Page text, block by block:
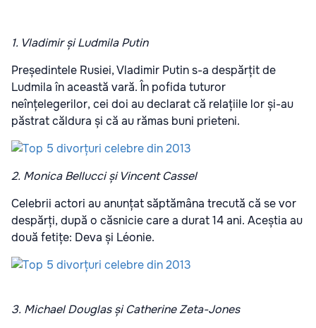
1. Vladimir și Ludmila Putin
Președintele Rusiei, Vladimir Putin s-a despărțit de
Ludmila în această vară. În pofida tuturor
neînțelegerilor, cei doi au declarat că relațiile lor și-au
păstrat căldura și că au rămas buni prieteni.
2. Monica Bellucci și Vincent Cassel
Celebrii actori au anunțat săptămâna trecută că se vor
despărți, după o căsnicie care a durat 14 ani. Aceștia au
două fetițe: Deva și Léonie.
3. Michael Douglas și Catherine Zeta-Jones